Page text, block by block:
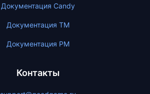
Документация Candy
Документация ТМ
Документация PM
Контакты